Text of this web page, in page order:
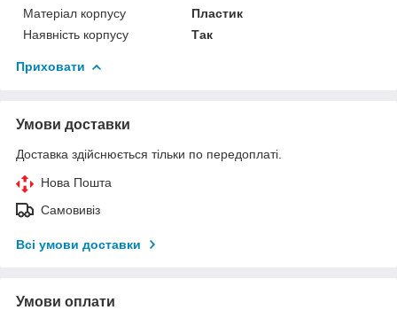
Матеріал корпусу
Пластик
Наявність корпусу
Так
Приховати
Умови доставки
Доставка здійснюється тільки по передоплаті.
Нова Пошта
Самовивіз
Всі умови доставки
Умови оплати